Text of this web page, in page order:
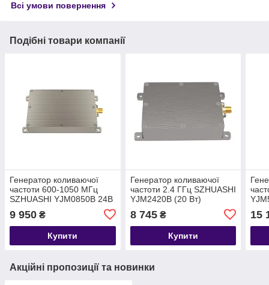
Всі умови повернення
Подібні товари компанії
Генератор коливаючої
частоти 600-1050 МГц
SZHUASHI YJM0850B 24В
9 950 ₴
Купити
Генератор коливаючої
частоти 2.4 ГГц SZHUASHI
YJM2420B (20 Вт)
8 745₴
Купити
15
Акційні пропозиції та новинки